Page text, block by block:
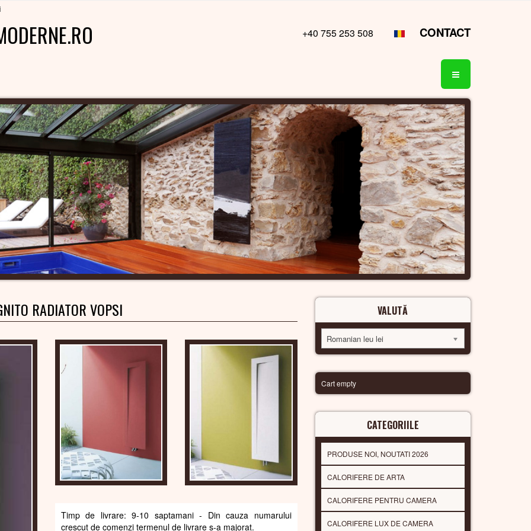
+40 755 253 508 CONTACT
RADIATOR VOPSI
Timp de livrare: 9-10 saptamani - Din cauza numarului
crescut de comenzi termenul de livrare s-a majorat.
VALUTĂ
Romanian leu lei
Cart empty
CATEGORIILE
PRODUSE NOI, NOUTATI 2026
CALORIFERE DE ARTA
CALORIFERE PENTRU CAMERA
CALORIFERE LUX DE CAMERA